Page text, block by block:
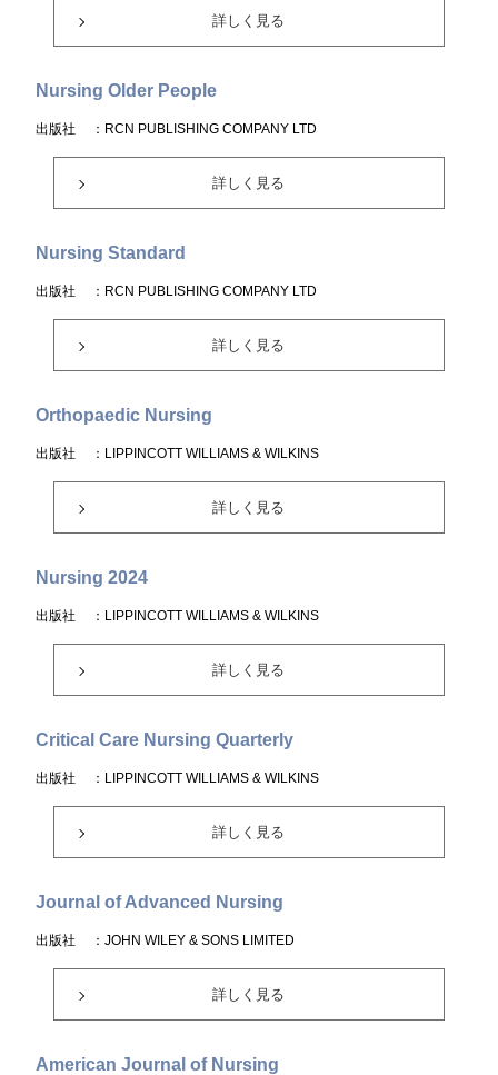
詳しく見る
Nursing Older People
出版社 ：RCN PUBLISHING COMPANY LTD
詳しく見る
Nursing Standard
出版社 ：RCN PUBLISHING COMPANY LTD
詳しく見る
Orthopaedic Nursing
出版社 ：LIPPINCOTT WILLIAMS & WILKINS
詳しく見る
Nursing 2024
出版社 ：LIPPINCOTT WILLIAMS & WILKINS
詳しく見る
Critical Care Nursing Quarterly
出版社 ：LIPPINCOTT WILLIAMS & WILKINS
詳しく見る
Journal of Advanced Nursing
出版社 ：JOHN WILEY & SONS LIMITED
詳しく見る
American Journal of Nursing